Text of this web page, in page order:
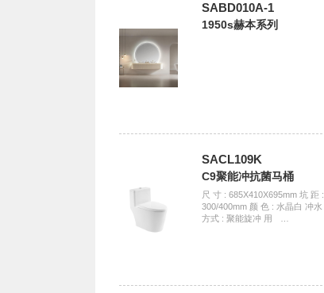
SABD010A-1
1950s赫本系列
SACL109K
C9聚能冲抗菌马桶
尺 寸 : 685X410X695mm 坑 距 :
300/400mm 颜 色 : 水晶白 冲水
方式 : 聚能旋冲 用ﾠ…